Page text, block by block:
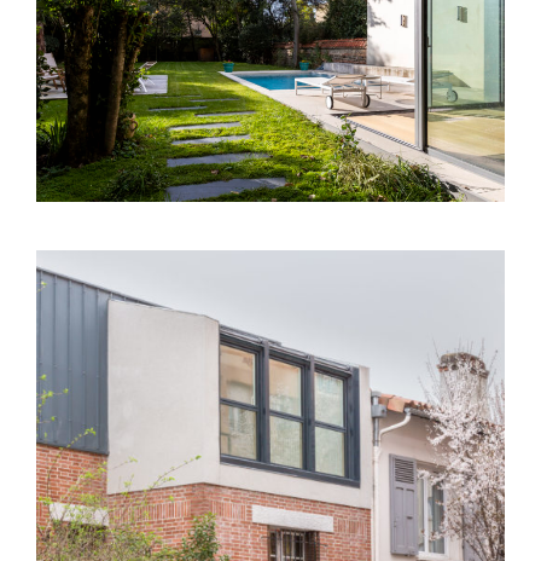
Toulouse (31) – Extension Villa – Avenue
Victor Segoffin
Toulouse (31) – Surélévation S01 – Rue
Bernard Palissy